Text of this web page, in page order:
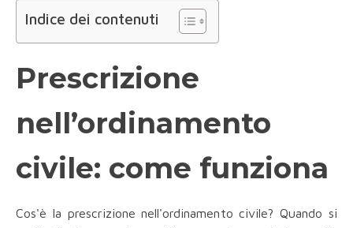
Indice dei contenuti
Prescrizione
nell’ordinamento
civile: come funziona
Cos'è la prescrizione nell'ordinamento civile? Quando si